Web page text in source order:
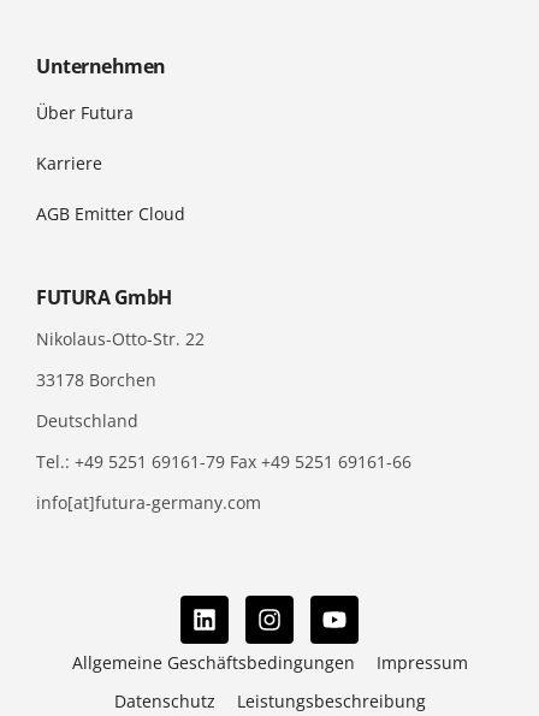
Unternehmen
Über Futura
Karriere
AGB Emitter Cloud
FUTURA GmbH
Nikolaus-Otto-Str. 22
33178 Borchen
Deutschland
Tel.: +49 5251 69161-79 Fax +49 5251 69161-66
info[at]futura-germany.com
Allgemeine Geschäftsbedingungen
Impressum
Datenschutz
Leistungsbeschreibung